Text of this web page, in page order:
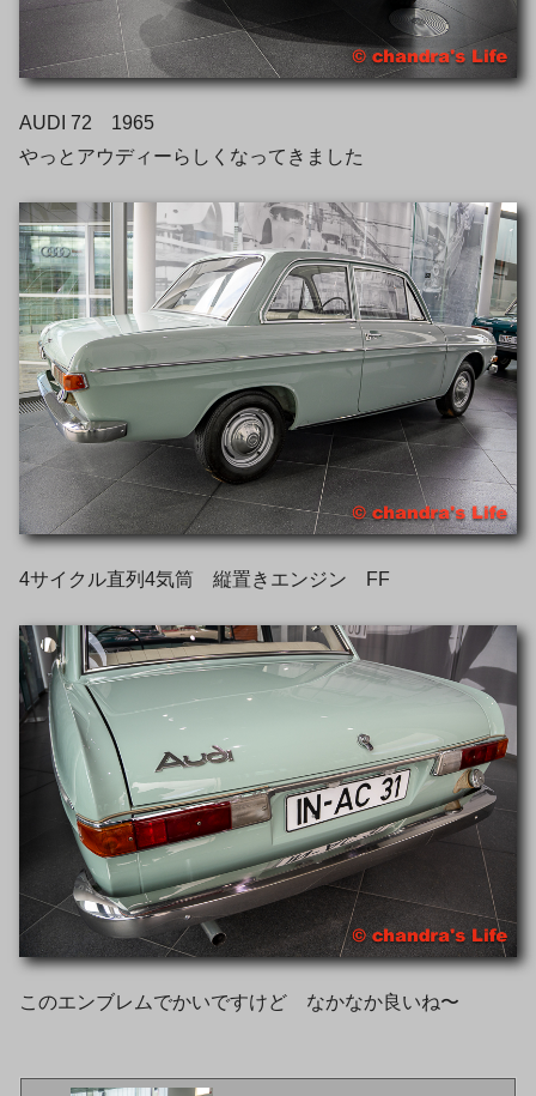
AUDI 72 1965
やっとアウディーらしくなってきました
4サイクル直列4気筒 縦置きエンジン FF
このエンブレムでかいですけど なかなか良いね〜